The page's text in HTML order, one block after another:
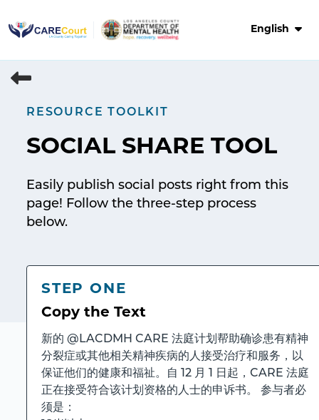
to
English
RESOURCE TOOLKIT
SOCIAL SHARE TOOL
Easily publish social posts right from this
page! Follow the three-step process
below.
STEP ONE
Copy the Text
新的 @LACDMH CARE 法庭计划帮助确诊患有精神
分裂症或其他相关精神疾病的人接受治疗和服务，以
保证他们的健康和福祉。自 12 月 1 日起，CARE 法庭
正在接受符合该计划资格的人士的申诉书。 参与者必
须是：